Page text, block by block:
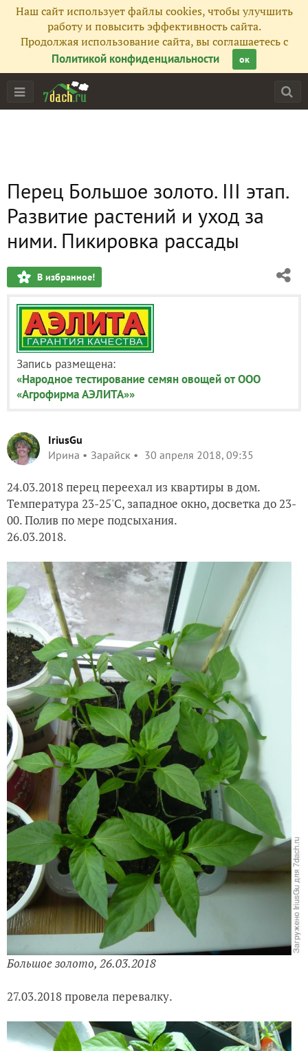
Наш сайт использует файлы cookies, чтобы улучшить
работу и повысить эффективность сайта.
Продолжая использование сайта, вы соглашаетесь с
Политикой конфиденциальности
ок
Перец Большое золото. III этап.
Развитие растений и уход за
ними. Пикировка рассады
В избранное!
Запись размещена:
«Народное тестирование семян овощей от ООО
«Агрофирма АЭЛИТА»»
IriusGu
Ирина
Зарайск 30 апреля 2018, 09:35
24.03.2018 перец переехал из квартиры в дом.
Температура 23-25'С, западное окно, досветка до 23-
00. Полив по мере подсыхания.
26.03.2018.
Большое золото, 26.03.2018
27.03.2018 провела перевалку.